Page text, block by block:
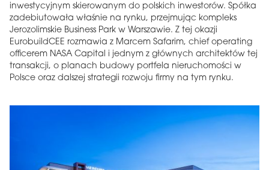
inwestycyjnym skierowanym do polskich inwestorów. Spółka
zadebiutowała właśnie na rynku, przejmując kompleks
Jerozolimskie Business Park w Warszawie. Z tej okazji
EurobuildCEE rozmawia z Marcem Safarim, chief operating
officerem NASA Capital i jednym z głównych architektów tej
transakcji, o planach budowy portfela nieruchomości w
Polsce oraz dalszej strategii rozwoju firmy na tym rynku.